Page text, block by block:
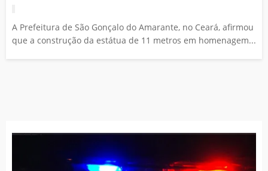
A Prefeitura de São Gonçalo do Amarante, no Ceará, afirmou
que a construção da estátua de 11 metros em homenagem...